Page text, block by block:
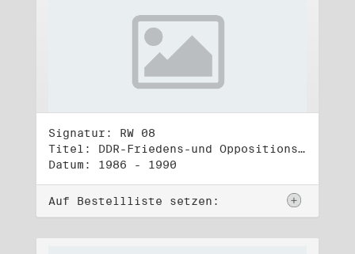
Signatur: RW 08
Titel: DDR-Friedens-und Oppositionsbewegung (1)
Datum: 1986 - 1990
Auf Bestellliste setzen: